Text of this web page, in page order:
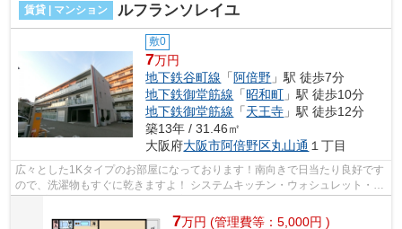
賃貸 | マンション ルフランソレイユ
敷0
7万円
地下鉄谷町線 「 阿倍野 」駅 徒歩7分
地下鉄御堂筋線 「昭和町 」駅 徒歩10分
地下鉄御堂筋線 「天王寺 」駅 徒歩12分
築13年 / 31.46㎡
大阪府大阪市阿倍野区丸山通 １丁目
広々とした1Kタイプのお部屋になっております！南向きで日当たり良好です
ので、洗濯物もすぐに乾きますよ！ システムキッチン・ウォシュレット・シ
ャンプードレッサーなど設備も充実...
7万円 (管理費等：5,000円 )